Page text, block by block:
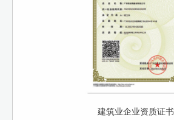
建筑业企业资质证书